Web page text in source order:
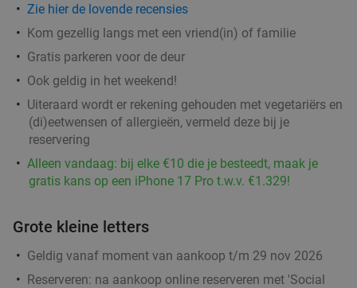
Zie hier de lovende recensies
Kom gezellig langs met een vriend(in) of familie
Gratis parkeren voor de deur
Ook geldig in het weekend!
Uiteraard wordt er rekening gehouden met vegetariërs en
(di)eetwensen of allergieën, vermeld deze bij je
reservering
Alleen vandaag: bij elke €10 die je besteedt, maak je
gratis kans op een iPhone 17 Pro t.w.v. €1.329!
Grote kleine letters
Geldig vanaf moment van aankoop t/m 29 nov 2026
Reserveren: na aankoop online reserveren met 'Social